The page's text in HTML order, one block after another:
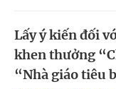
Lấy ý kiến đối
khen thưởng
“Nhà giáo tiêu